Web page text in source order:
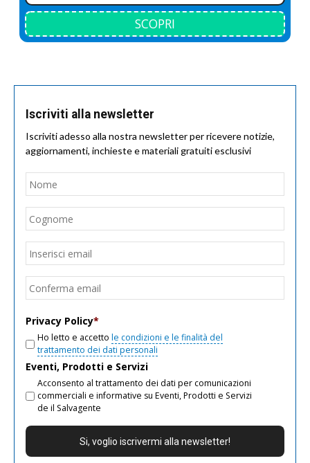
SCOPRI
Iscriviti alla newsletter
Iscriviti adesso alla nostra newsletter per ricevere notizie,
aggiornamenti, inchieste e materiali gratuiti esclusivi
Nome
Email
Privacy Policy*
Ho letto e accetto le condizioni e le finalità del
trattamento dei dati personali
Eventi, Prodotti e Servizi
Acconsento al trattamento dei dati per comunicazioni
commerciali e informative su Eventi, Prodotti e Servizi
de il Salvagente